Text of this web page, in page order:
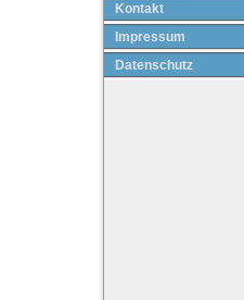
Kontakt
Impressum
Datenschutz